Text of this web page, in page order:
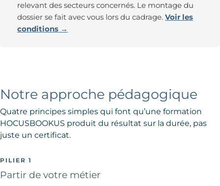
relevant des secteurs concernés. Le montage du
dossier se fait avec vous lors du cadrage. Voir les
conditions →
Notre approche pédagogique
Quatre principes simples qui font qu’une formation
HOCUSBOOKUS produit du résultat sur la durée, pas
juste un certificat.
PILIER 1
Partir de votre métier